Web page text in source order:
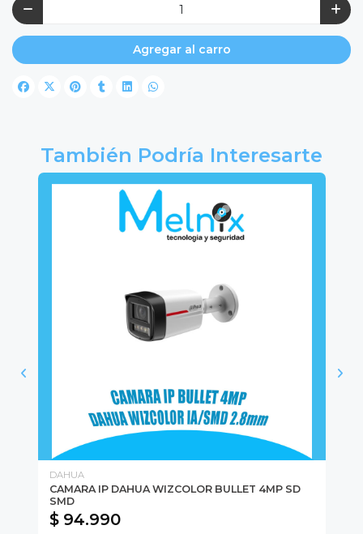
Agregar al carro
También Podría Interesarte
DAHUA
CAMARA IP DAHUA WIZCOLOR BULLET 4MP SD
SMD
$ 94.990